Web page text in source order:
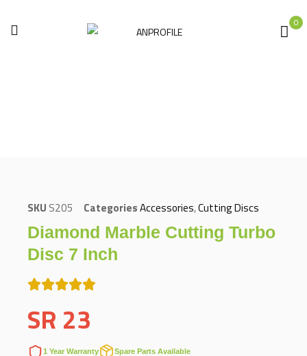
0
SKU S205 CategoriesAccessories,Cutting Discs
Diamond Marble Cutting Turbo
Disc 7 Inch
SR 23
1 Year Warranty Spare Parts Available